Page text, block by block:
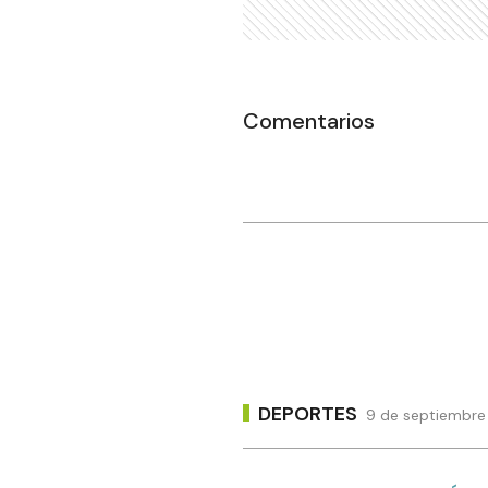
Comentarios
DEPORTES 9 de